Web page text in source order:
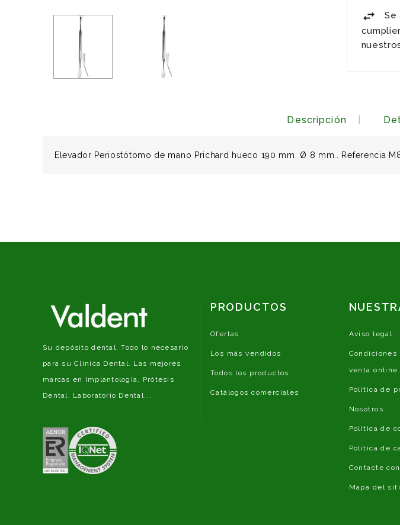
Se
Descripción
Elevador Periostótomo de mano Prichard hueco 190 mm. Ø 8 mm.. Referencia
Su depósito dental. Todo lo necesario
para su Clínica Dental. Las mejores
marcas en Implantología, Prótesis
Dental, Laboratorio Dental...
PRODUCTOS
Ofertas
Los más vendidos
Todos los productos
Catálogos comerciales
Aviso legal
Condiciones
venta online
Política de
Nosotros
Política de
Política de
Contacte
Mapa del